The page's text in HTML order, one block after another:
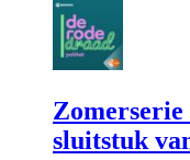
sluitstuk